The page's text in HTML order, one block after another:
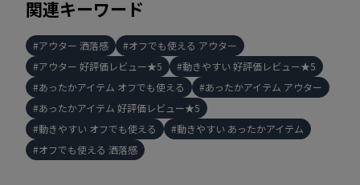
関連キーワード
アウター 洒落感
オフでも使える アウター
アウター 好評価レビュー★5
動きやすい 好評価レビュー★5
あったかアイテム オフでも使える
あったかアイテム アウター
あったかアイテム 好評価レビュー★5
動きやすい オフでも使える
動きやすい あったかアイテム
オフでも使える 洒落感